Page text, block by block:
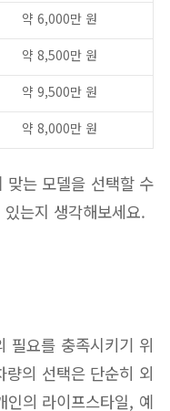
약 6,000만 원
약 8,500만 원
약 9,500만 원
약 8,000만 원
맞는 모델을 선택할 수
는지 생각해보세요.
필요를 충족시키기 위
의 선택은 단순히 외
의 라이프스타일, 예